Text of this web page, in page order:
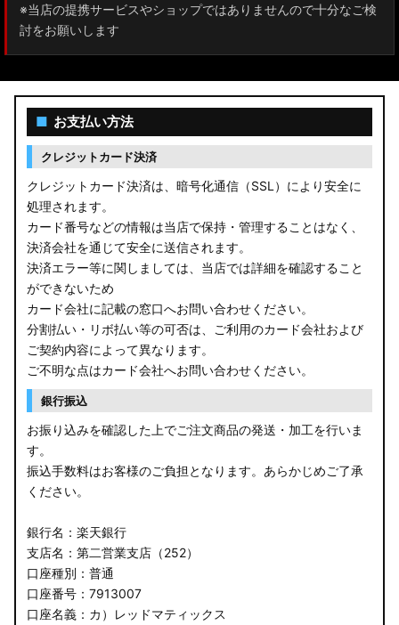
E52 エルグランド
T32 エクストレイル
C28 セレナ
B21A デイズルークス
E13 ノート
E12 ノート
B44A/B45A B47A/B48A ルークス ハイウェイスター
JF3/4 N-BOX カスタム
JH3/4 N-WGN
JH1/2 N-WGN
RT5/6 RW1/2 CR-V
RU3/4 ヴェゼル
JW5 S660
※当店の提携サービスやショップではありませんので十分なご検
討をお願いします
■ お支払い方法
クレジットカード決済
クレジットカード決済は、暗号化通信（SSL）により安全に
処理されます。
カード番号などの情報は当店で保持・管理することはなく、
決済会社を通じて安全に送信されます。
決済エラー等に関しましては、当店では詳細を確認すること
ができないため
カード会社に記載の窓口へお問い合わせください。
分割払い・リボ払い等の可否は、ご利用のカード会社および
ご契約内容によって異なります。
ご不明な点はカード会社へお問い合わせください。
銀行振込
お振り込みを確認した上でご注文商品の発送・加工を行いま
す。
振込手数料はお客様のご負担となります。あらかじめご了承
ください。
銀行名：楽天銀行
支店名：第二営業支店（252）
口座種別：普通
口座番号：7913007
口座名義：カ）レッドマティックス